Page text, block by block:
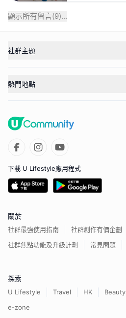
顯示所有留言(9)...
社群主題
熱門地點
下載 U Lifestyle應用程式
關於
社群最強使用指南
社群創作有價企劃
社群焦點功能及升級計劃
常見問題
探索
U Lifestyle Travel HK Beauty
e-zone